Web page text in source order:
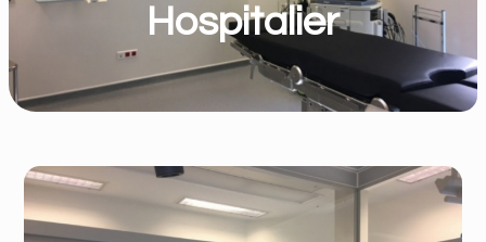
Hospitalier